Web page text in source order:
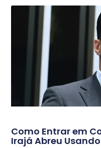
Como Entrar em
Irajá Abreu Usando